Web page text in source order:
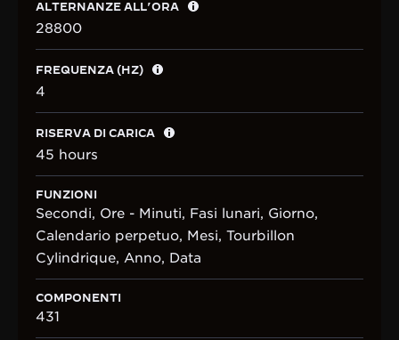
ALTERNANZE ALL’ORA
28800
FREQUENZA (HZ)
4
RISERVA DI CARICA
45 hours
FUNZIONI
Secondi, Ore - Minuti, Fasi lunari, Giorno,
Calendario perpetuo, Mesi, Tourbillon
Cylindrique, Anno, Data
COMPONENTI
431